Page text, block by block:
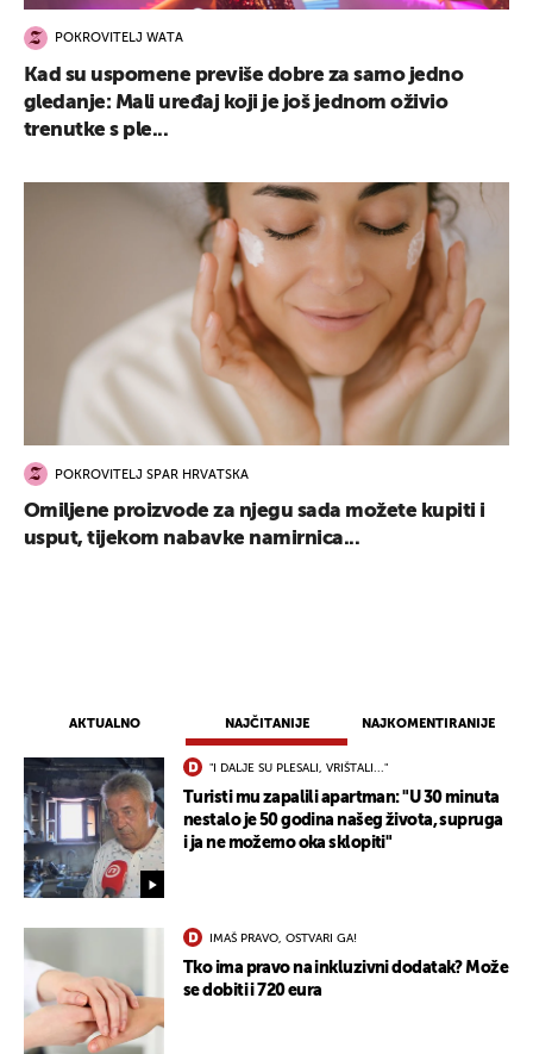
AKTUALNO NAJČITANIJE NAJKOMENTIRANIJE
"I DALJE SU PLESALI, VRIŠTALI..."
Turisti mu zapalili apartman: "U 30 minuta
nestalo je 50 godina našeg života, supruga
i ja ne možemo oka sklopiti"
IMAŠ PRAVO, OSTVARI GA!
Tko ima pravo na inkluzivni dodatak? Može
se dobiti i 720 eura
POKROVITELJ WATA
Kad su uspomene previše dobre za samo jedno
gledanje: Mali uređaj koji je još jednom oživio
trenutke s ple...
POKROVITELJ SPAR HRVATSKA
Omiljene proizvode za njegu sada možete kupiti i
usput, tijekom nabavke namirnica...
UKLJUČITE NOTIFIKACIJE